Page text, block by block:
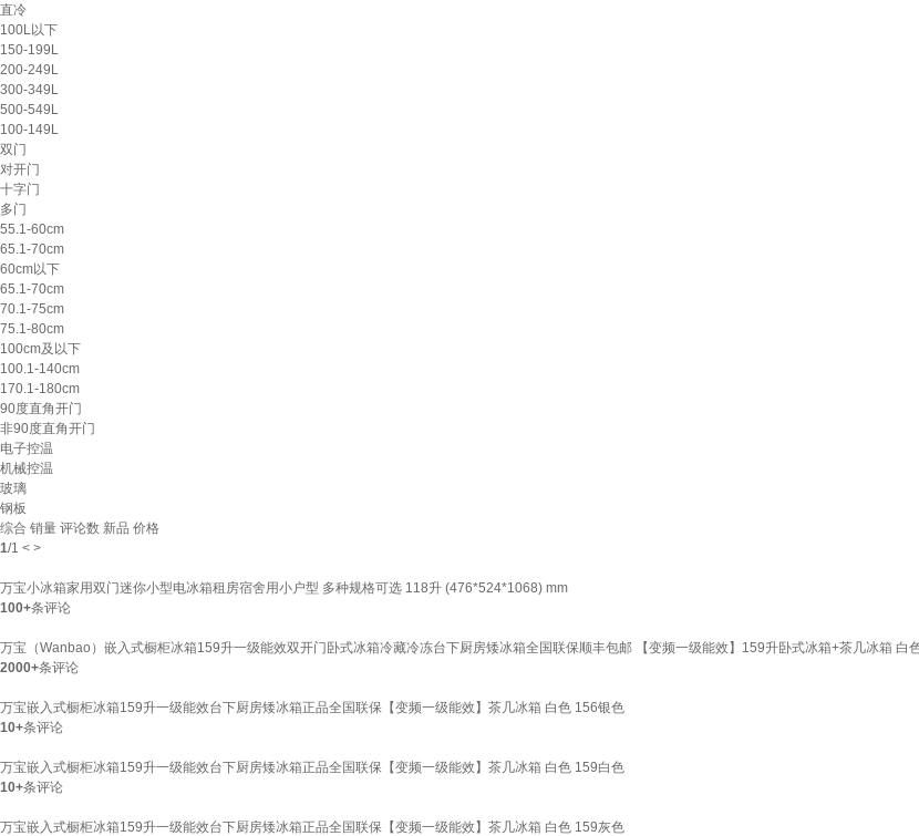
直冷
100L以下
150-199L
200-249L
300-349L
500-549L
100-149L
双门
对开门
十字门
多门
55.1-60cm
65.1-70cm
60cm以下
65.1-70cm
70.1-75cm
75.1-80cm
100cm及以下
100.1-140cm
170.1-180cm
90度直角开门
非90度直角开门
电子控温
机械控温
玻璃
钢板
综合 销量 评论数 新品 价格
1/1 < >
万宝小冰箱家用双门迷你小型电冰箱租房宿舍用小户型 多种规格可选 118升 (476*524*1068) mm
100+条评论
万宝（Wanbao）嵌入式橱柜冰箱159升一级能效双开门卧式冰箱冷藏冷冻台下厨房矮冰箱全国联保顺丰包邮 【变频一级能效】159升卧式冰箱+茶几冰箱 白
2000+条评论
万宝嵌入式橱柜冰箱159升一级能效台下厨房矮冰箱正品全国联保【变频一级能效】茶几冰箱 白色 156银色
10+条评论
万宝嵌入式橱柜冰箱159升一级能效台下厨房矮冰箱正品全国联保【变频一级能效】茶几冰箱 白色 159白色
10+条评论
万宝嵌入式橱柜冰箱159升一级能效台下厨房矮冰箱正品全国联保【变频一级能效】茶几冰箱 白色 159灰色